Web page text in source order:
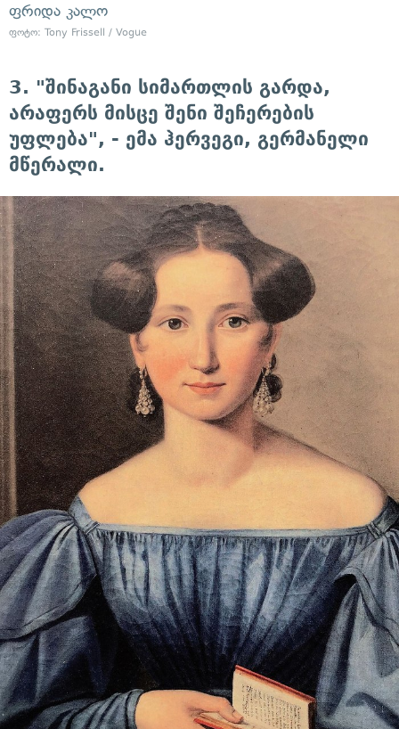
ფრიდა კალო
ფოტო: Tony Frissell / Vogue
3. "შინაგანი სიმართლის გარდა,
არაფერს მისცე შენი შეჩერების
უფლება", - ემა ჰერვეგი, გერმანელი
მწერალი.